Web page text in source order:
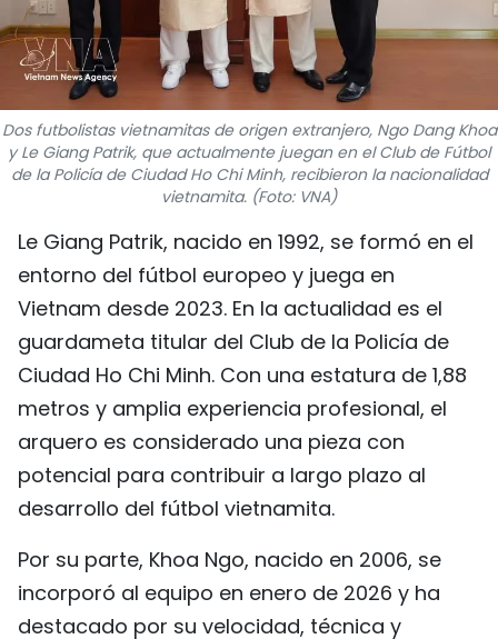
ENGLISH
中文
FRANÇAIS
РУССКИЙ
Dos futbolistas vietnamitas de origen extranjero, Ngo Dang Khoa
y Le Giang Patrik, que actualmente juegan en el Club de Fútbol
de la Policía de Ciudad Ho Chi Minh, recibieron la nacionalidad
vietnamita. (Foto: VNA)
Le Giang Patrik, nacido en 1992, se formó en el
entorno del fútbol europeo y juega en
Vietnam desde 2023. En la actualidad es el
guardameta titular del Club de la Policía de
Ciudad Ho Chi Minh. Con una estatura de 1,88
metros y amplia experiencia profesional, el
arquero es considerado una pieza con
potencial para contribuir a largo plazo al
desarrollo del fútbol vietnamita.
Por su parte, Khoa Ngo, nacido en 2006, se
incorporó al equipo en enero de 2026 y ha
destacado por su velocidad, técnica y